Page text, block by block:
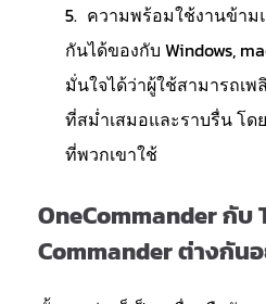
ความพร้อมใช้งานข้าม
กันได้ของกับ Windows,
มั่นใจได้ว่าผู้ใช้สามารถเ
ที่สม่ำเสมอและราบรื่น โ
ที่พวกเขาใช้
OneCommander กับ
Commander ต่างกันอ